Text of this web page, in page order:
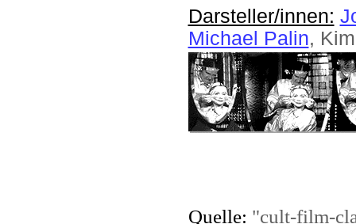
Darsteller/innen:
Michael Palin,
Quelle: "cult-film-